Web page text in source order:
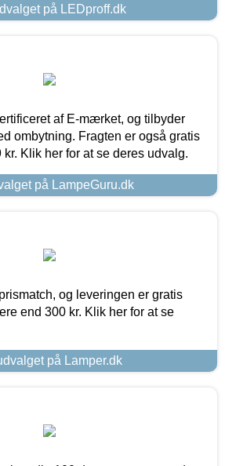
på LEDproff.dk
af E-mærket, og tilbyder
ombytning. Fragten er også gratis
Klik her for at se deres udvalg.
på LampeGuru.dk
og leveringen er gratis
end 300 kr. Klik her for at se
på Lamper.dk